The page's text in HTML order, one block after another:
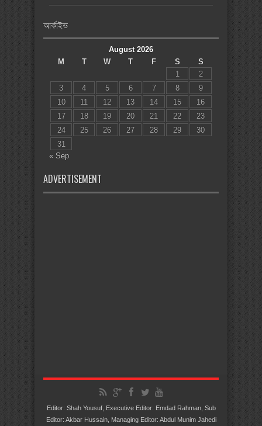
আর্কাইভ
August 2026
M
T W T F S
S
1
2
3
4 5 6 7 8
9
10
11 12 13 14 15
16
17
18 19 20 21 22
23
24
25 26 27 28 29
30
31
« Sep
ADVERTISEMENT
Editor: Shah Yousuf, Executive Editor: Emdad Rahman, Sub
Editor: Akbar Hussain, Managing Editor: Abdul Munim Jahedi